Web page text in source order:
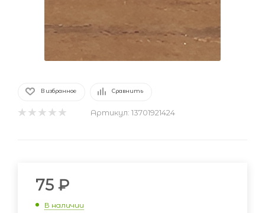
В избранное Сравнить
Артикул: 13701921424
75 ₽
В наличии